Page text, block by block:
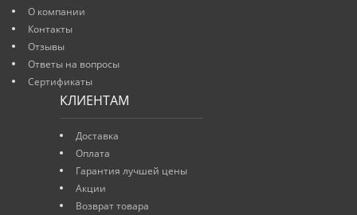
О компании
Контакты
Отзывы
Ответы на вопросы
Сертификаты
КЛИЕНТАМ
Доставка
Оплата
Гарантия лучшей цены
Акции
Возврат товара